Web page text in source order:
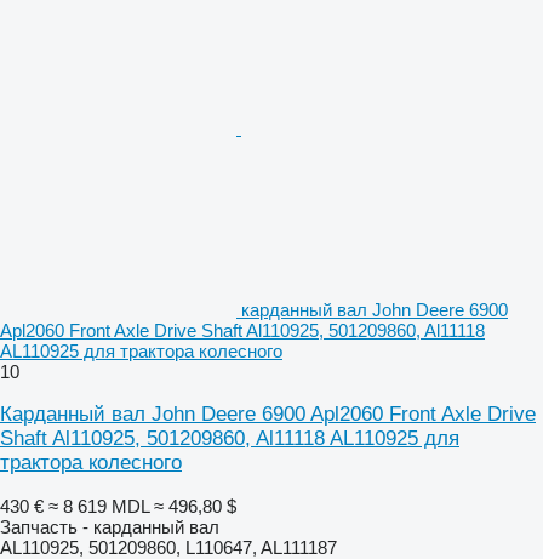
карданный вал John Deere 6900
Apl2060 Front Axle Drive Shaft Al110925, 501209860, Al11118
AL110925 для трактора колесного
10
Карданный вал John Deere 6900 Apl2060 Front Axle Drive
Shaft Al110925, 501209860, Al11118 AL110925 для
трактора колесного
430 € ≈ 8 619 MDL ≈ 496,80 $
Запчасть - карданный вал
AL110925, 501209860, L110647, AL111187